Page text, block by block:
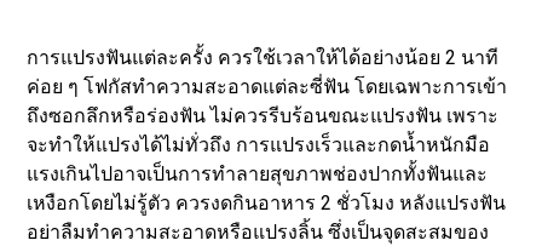
การแปรงฟันแต่ละครั้ง ควรใช้เวลาให้ได้อย่างน้อย 2 นาที
ค่อย ๆ โฟกัสทำความสะอาดแต่ละซี่ฟัน โดยเฉพาะการเข้า
ถึงซอกลึกหรือร่องฟัน ไม่ควรรีบร้อนขณะแปรงฟัน เพราะ
จะทำให้แปรงได้ไม่ทั่วถึง การแปรงเร็วและกดน้ำหนักมือ
แรงเกินไปอาจเป็นการทำลายสุขภาพช่องปากทั้งฟันและ
เหงือกโดยไม่รู้ตัว ควรงดกินอาหาร 2 ชั่วโมง หลังแปรงฟัน
อย่าลืมทำความสะอาดหรือแปรงลิ้น ซึ่งเป็นจุดสะสมของ